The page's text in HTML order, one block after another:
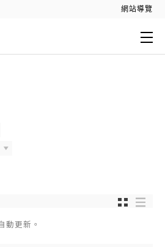
網站導覽
動更新。